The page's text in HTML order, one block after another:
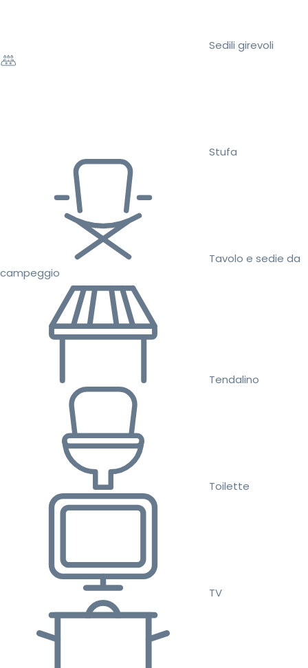
Sedili girevoli
Stufa
Tavolo e sedie da
campeggio
Tendalino
Toilette
TV